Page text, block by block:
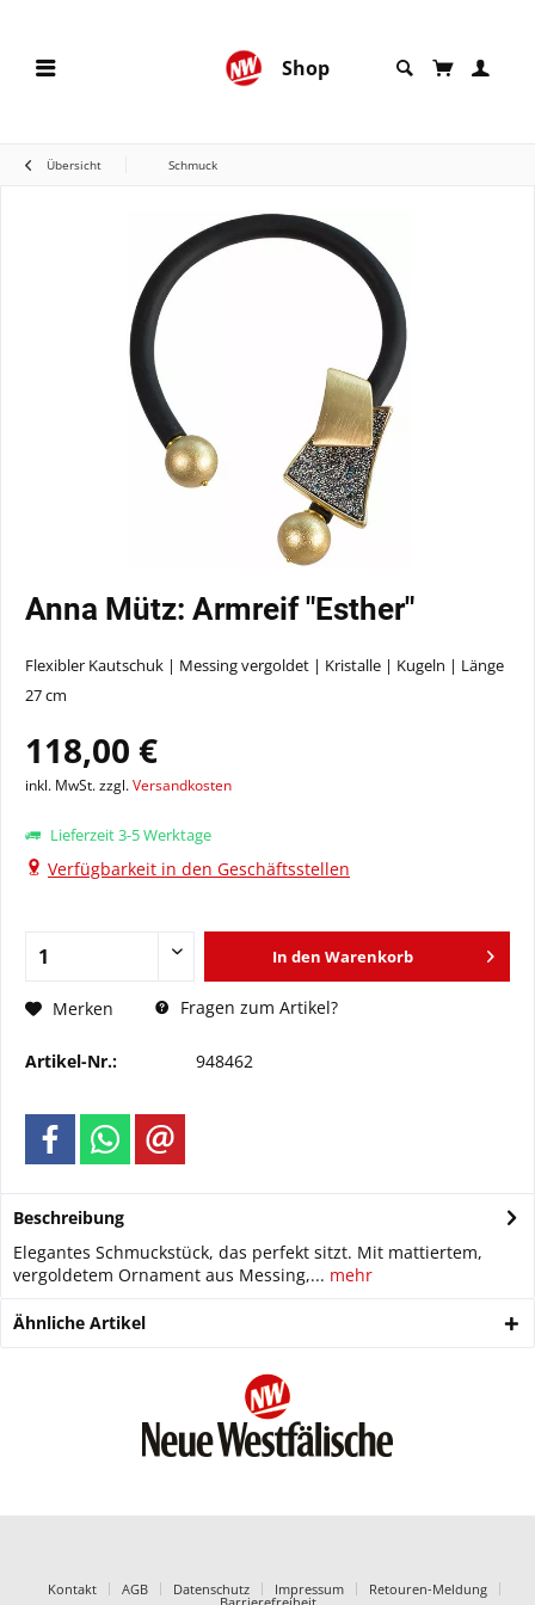
Shop
Übersicht Schmuck
Anna Mütz: Armreif "Esther"
Flexibler Kautschuk | Messing vergoldet | Kristalle | Kugeln | Länge
27 cm
118,00 €
inkl. MwSt. zzgl.Versandkosten
Lieferzeit 3-5 Werktage
Verfügbarkeit in den Geschäftsstellen
In den Warenkorb
Merken Fragen zum Artikel?
Artikel-Nr.: 948462
Beschreibung
Elegantes Schmuckstück, das perfekt sitzt. Mit mattiertem,
vergoldetem Ornament aus Messing,... mehr
Ähnliche Artikel
Kontakt AGB Datenschutz Impressum Retouren-Meldung